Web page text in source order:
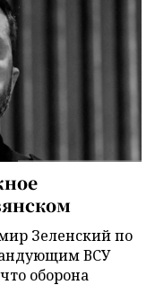
Зеленский по
ВСУ
оборона